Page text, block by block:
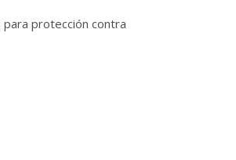
protección contra